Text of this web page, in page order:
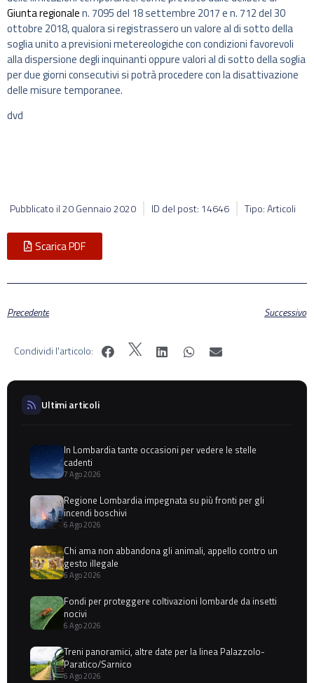
Giunta regionalen. 7095 del 18 settembre 2017 e n. 712 del 30
ottobre 2018, qualora si registrassero un valore al di sotto della
soglia unito a previsioni metereologiche con condizioni favorevoli
alla dispersione degli inquinanti oppure valori al di sotto della soglia
per due giorni consecutivi si potrà procedere con la disattivazione
delle misure temporanee.
dvd
Pubblicato il20 Gennaio 2020 ID del post: 14646 Tipo: Articoli
Scarica PDF
Precedente Successivo
Condividi l'articolo:
Ultimi articoli
In Lombardia tante occasioni per vedere le stelle
cadenti
7 Ago 2026
Regione Lombardia impegnata su più fronti per gli
incendi boschivi
6 Ago 2026
Chi ama non abbandona gli animali, appello contro un
gesto illegale
6 Ago 2026
Fondi per proteggere coltivazioni lombarde da insetti
nocivi
6 Ago 2026
Treni panoramici, altre date per la linea Palazzolo-
Paratico/Sarnico
6 Ago 2026